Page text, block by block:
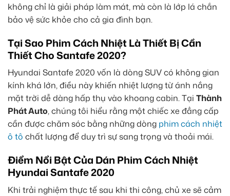
không chỉ là giải pháp làm mát, mà còn là lớp lá chắn
bảo vệ sức khỏe cho cả gia đình bạn.
Tại Sao Phim Cách Nhiệt Là Thiết Bị Cần
Thiết Cho Santafe 2020?
Hyundai Santafe 2020 vốn là dòng SUV có không gian
kính khá lớn, điều này khiến nhiệt lượng từ ánh nắng
mặt trời dễ dàng hấp thụ vào khoang cabin. Tại Thành
Phát Auto, chúng tôi hiểu rằng một chiếc xe đẳng cấp
cần được chăm sóc bằng những dòng phim cách nhiệt
ô tô chất lượng để duy trì sự sang trọng và thoải mái.
Điểm Nổi Bật Của Dán Phim Cách Nhiệt
Hyundai Santafe 2020
Khi trải nghiệm thực tế sau khi thi công, chủ xe sẽ cảm